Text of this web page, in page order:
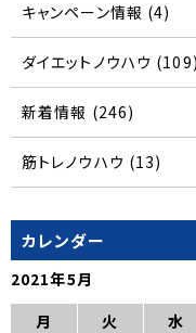
キャンペーン情報 (4)
ダイエットノウハウ (109)
新着情報 (246)
筋トレノウハウ (13)
カレンダー
2021年5月
月
火 水